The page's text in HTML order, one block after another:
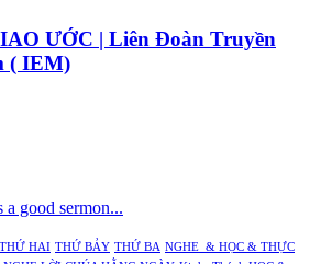
ƯỚC | Liên Đoàn Truyền
( IEM)
a good sermon...
THỨ HAI THỨ BẢY THỨ BA NGHE & HỌC & THỰC